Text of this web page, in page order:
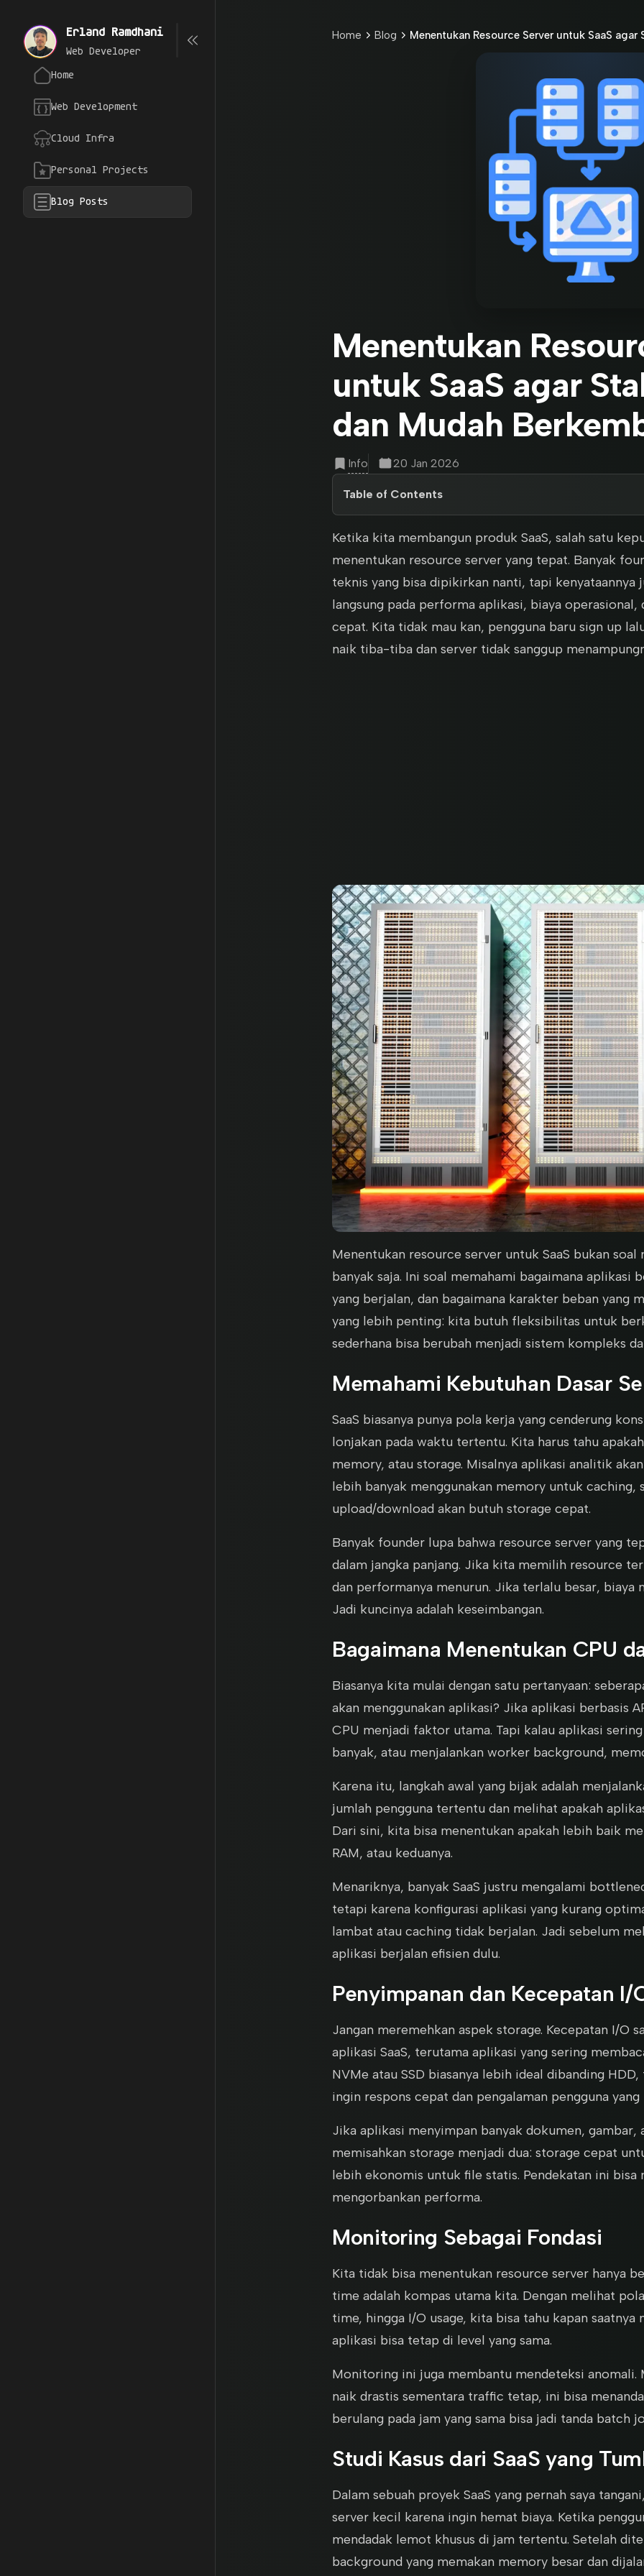
Erland Ramdhani
Web Developer
Home
Web Development
Cloud Infra
Personal Projects
Blog Posts
Home Blog Menentukan Resource Server untuk SaaS
Menentukan
untuk SaaS agar
dan Mudah
Info 20 Jan 2026
Table of Contents
Ketika kita membangun produk SaaS, salah satu
menentukan resource server yang tepat. Banyak
teknis yang bisa dipikirkan nanti, tapi kenyataannya
langsung pada performa aplikasi, biaya
cepat. Kita tidak mau kan, pengguna baru sign up
naik tiba-tiba dan server tidak sanggup
Menentukan resource server untuk SaaS bukan
banyak saja. Ini soal memahami bagaimana aplikasi
yang berjalan, dan bagaimana karakter beban yang
yang lebih penting: kita butuh fleksibilitas untuk
sederhana bisa berubah menjadi sistem kompleks
Memahami Kebutuhan Dasar
SaaS biasanya punya pola kerja yang cenderung
lonjakan pada waktu tertentu. Kita harus tahu
memory, atau storage. Misalnya aplikasi analitik
lebih banyak menggunakan memory untuk caching,
upload/download akan butuh storage cepat.
Banyak founder lupa bahwa resource server yang
dalam jangka panjang. Jika kita memilih resource
dan performanya menurun. Jika terlalu besar, biaya
Jadi kuncinya adalah keseimbangan.
Bagaimana Menentukan CPU
Biasanya kita mulai dengan satu pertanyaan:
akan menggunakan aplikasi? Jika aplikasi berbasis
CPU menjadi faktor utama. Tapi kalau aplikasi
banyak, atau menjalankan worker background,
Karena itu, langkah awal yang bijak adalah
jumlah pengguna tertentu dan melihat apakah
Dari sini, kita bisa menentukan apakah lebih baik
RAM, atau keduanya.
Menariknya, banyak SaaS justru mengalami
tetapi karena konfigurasi aplikasi yang kurang
lambat atau caching tidak berjalan. Jadi sebelum
aplikasi berjalan efisien dulu.
Penyimpanan dan Kecepatan I/
Jangan meremehkan aspek storage. Kecepatan I/O
aplikasi SaaS, terutama aplikasi yang sering
NVMe atau SSD biasanya lebih ideal dibanding
ingin respons cepat dan pengalaman pengguna yang
Jika aplikasi menyimpan banyak dokumen, gambar,
memisahkan storage menjadi dua: storage cepat
lebih ekonomis untuk file statis. Pendekatan ini bisa
mengorbankan performa.
Monitoring Sebagai Fondasi
Kita tidak bisa menentukan resource server hanya
time adalah kompas utama kita. Dengan melihat
time, hingga I/O usage, kita bisa tahu kapan saatnya
aplikasi bisa tetap di level yang sama.
Monitoring ini juga membantu mendeteksi
naik drastis sementara traffic tetap, ini bisa
berulang pada jam yang sama bisa jadi tanda batch
Studi Kasus dari SaaS yang
Dalam sebuah proyek SaaS yang pernah saya
server kecil karena ingin hemat biaya. Ketika
mendadak lemot khusus di jam tertentu. Setelah
background yang memakan memory besar dan